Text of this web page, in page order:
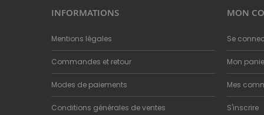
INFORMATIONS
Mentions légales
Commandes et retour
Modes de paiements
Conditions générales de ventes
MON
Se
Mon
Mes
S'inscrire